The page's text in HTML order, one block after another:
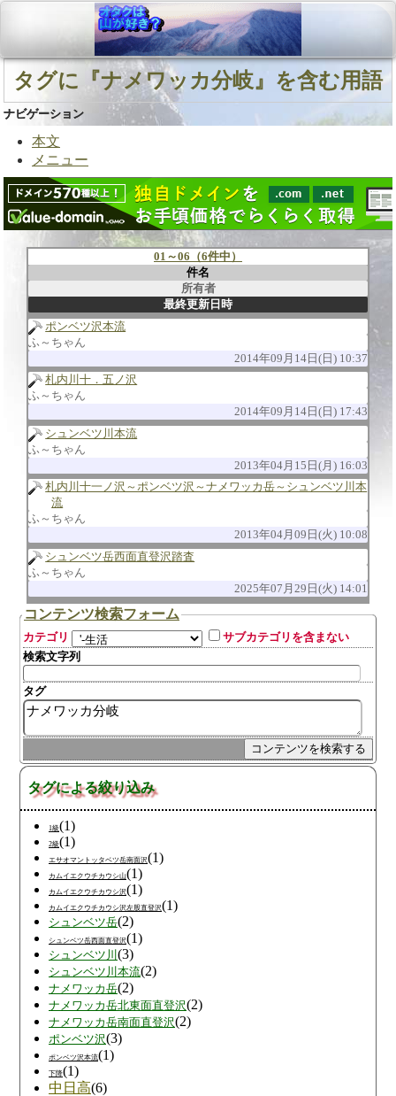
タグに『ナメワッカ分岐』を含む用語
ナビゲーション
本文
メニュー
01～06（6件中）
件名
所有者
最終更新日時
ポンベツ沢本流
ふ～ちゃん
2014年09月14日(日) 10:37
札内川十．五ノ沢
ふ～ちゃん
2014年09月14日(日) 17:43
シュンベツ川本流
ふ～ちゃん
2013年04月15日(月) 16:03
札内川十一ノ沢～ポンベツ沢～ナメワッカ岳～シュンベツ川本
流
ふ～ちゃん
2013年04月09日(火) 10:08
シュンベツ岳西面直登沢踏査
ふ～ちゃん
2025年07月29日(火) 14:01
コンテンツ検索フォーム
カテゴリ
サブカテゴリを含まない
検索文字列
タグ
タグによる絞り込み
1級(1)
2級(1)
エサオマントッタベツ岳南面沢(1)
カムイエクウチカウシ山(1)
カムイエクウチカウシ沢(1)
カムイエクウチカウシ沢左股直登沢(1)
シュンベツ岳(2)
シュンベツ岳西面直登沢(1)
シュンベツ川 (3)
シュンベツ川本流(2)
ナメワッカ岳(2)
ナメワッカ岳北東面直登沢(2)
ナメワッカ岳南面直登沢(2)
ポンベツ沢(3)
ポンベツ沢本流(1)
下降(1)
中日高(6)